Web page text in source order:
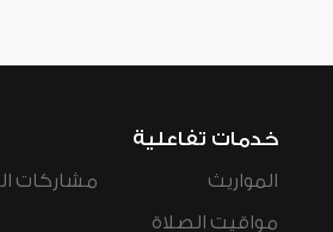
خدمات تفاعلية
المواريث
مواقيت الصلاة
مشاركات